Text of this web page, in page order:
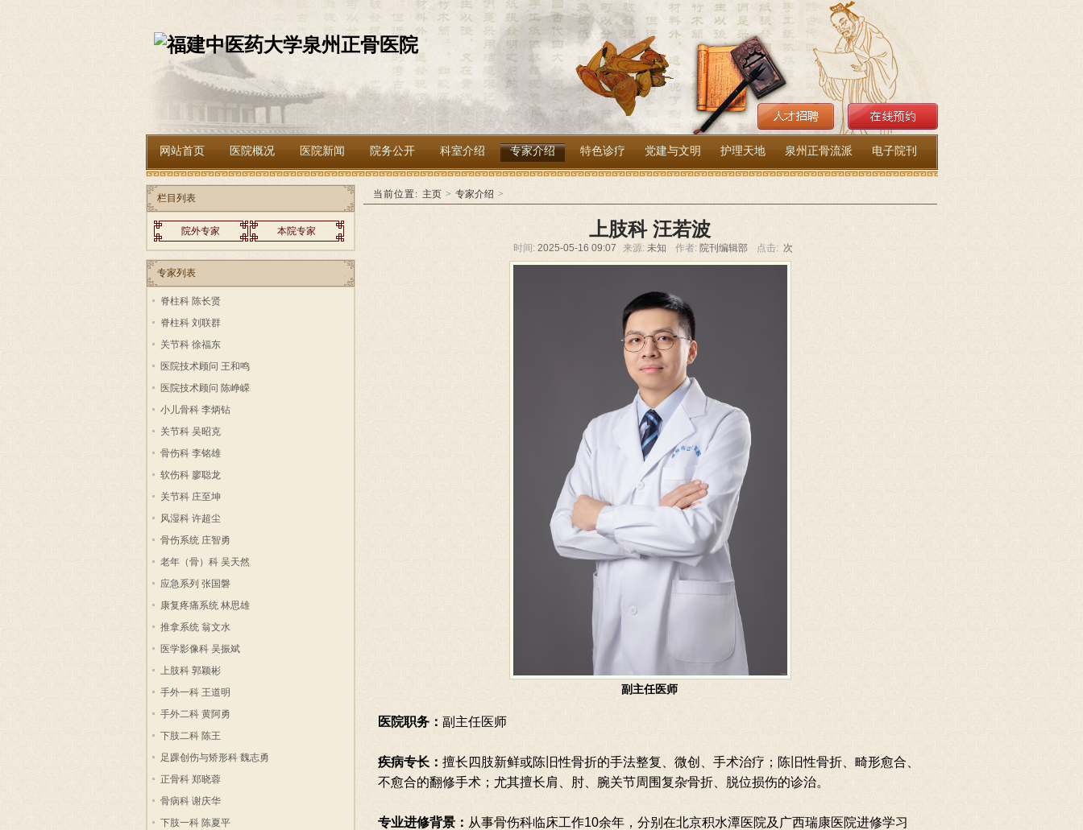
网站首页 医院概况 医院新闻 院务公开 科室介绍 专家介绍 特色诊疗 党建与文明 护理天地 泉州正骨流派 电子院刊
当前位置: 主页 > 专家介绍 >
上肢科 汪若波
时间: 2025-05-16 09:07 来源: 未知 作者: 院刊编辑部 点击: 次
副主任医师
医院职务： 副主任医师
疾病专长： 擅长四肢新鲜或陈旧性骨折的手法整复、微创、手术治疗；陈旧性骨折、畸形愈合、
不愈合的翻修手术；尤其擅长肩、肘、腕关节周围复杂骨折、脱位损伤的诊治。
专业进修背景： 从事骨伤科临床工作10余年，分别在北京积水潭医院及广西瑞康医院进修学习
栏目列表
院外专家 本院专家
专家列表
脊柱科 陈长贤
脊柱科 刘联群
关节科 徐福东
医院技术顾问 王和鸣
医院技术顾问 陈峥嵘
小儿骨科 李炳钻
关节科 吴昭克
骨伤科 李铭雄
软伤科 廖聪龙
关节科 庄至坤
风湿科 许超尘
骨伤系统 庄智勇
老年（骨）科 吴天然
应急系列 张国磐
康复疼痛系统 林思雄
推拿系统 翁文水
医学影像科 吴振斌
上肢科 郭颖彬
手外一科 王道明
手外二科 黄阿勇
下肢二科 陈王
足踝创伤与矫形科 魏志勇
正骨科 郑晓蓉
骨病科 谢庆华
下肢一科 陈夏平